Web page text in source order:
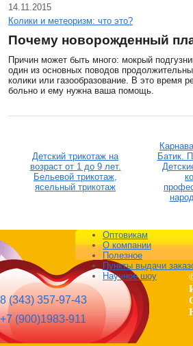
14.11.2015
Колики и метеоризм: что это?
Почему новорожденный
Причин может быть много: мокрый
один из основных поводов
колики или газообразование. В это время
больно и ему нужна ваша помощь.
Детский трикотаж на
возраст от 1 до 9 лет.
Бельевой трикотаж,
ясельный трикотаж
Батик.
Оптовикам
О компании
Полезное
Пункты выдачи
Научное шоу
8 (343) 357-97-43
+7 (900)1983-911
Интернет магазин детских товаров Веселый тигра г.Екатеринбург